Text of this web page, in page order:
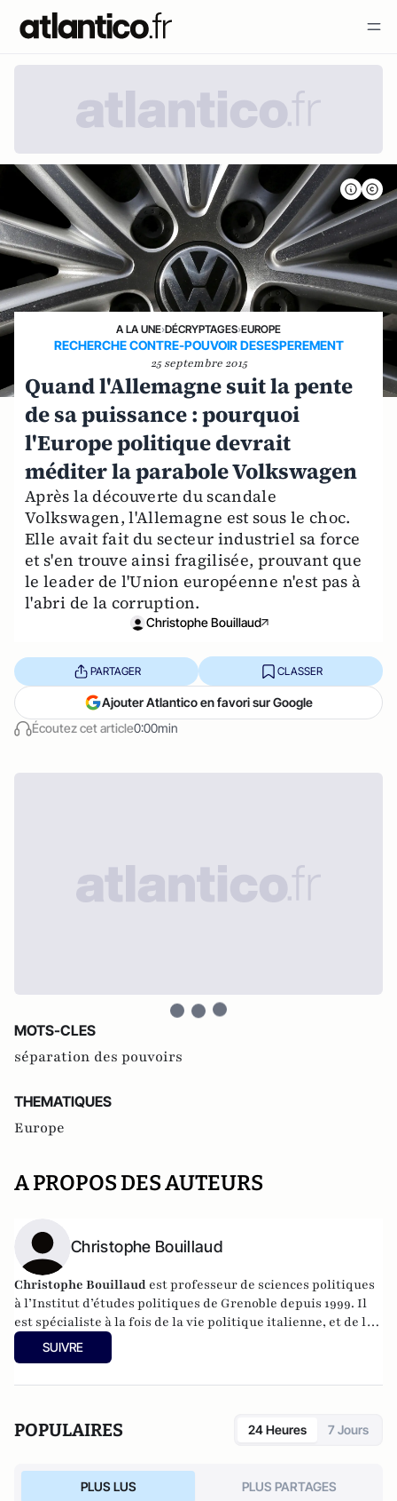
A LA UNE›DÉCRYPTAGES›EUROPE
RECHERCHE CONTRE-POUVOIR DESESPEREMENT
25 septembre 2015
Quand l'Allemagne suit la pente
de sa puissance : pourquoi
l'Europe politique devrait
méditer la parabole Volkswagen
Après la découverte du scandale
Volkswagen, l'Allemagne est sous le choc.
Elle avait fait du secteur industriel sa force
et s'en trouve ainsi fragilisée, prouvant que
le leader de l'Union européenne n'est pas à
l'abri de la corruption.
Christophe Bouillaud
Écoutez cet article0:00min
PARTAGER CLASSER
Ajouter Atlantico en favori sur Google
MOTS-CLES
séparation des pouvoirs
THEMATIQUES
Europe
A PROPOS DES AUTEURS
Christophe Bouillaud
Christophe Bouillaud est professeur de sciences politiques
à l’Institut d’études politiques de Grenoble depuis 1999. Il
est spécialiste à la fois de la vie politique italienne, et de la
vie politique européenne, en particulier sous l’angle des
partis.
SUIVRE
POPULAIRES 24 Heures 7 Jours
PLUS LUS PLUS PARTAGES